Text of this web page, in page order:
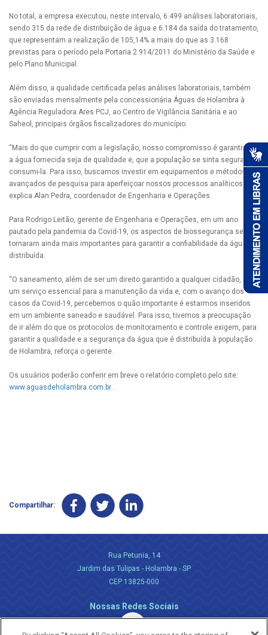
No total, a empresa executou, neste intervalo, 6.499 análises laboratoriais,
sendo 315 da rede de distribuição de água e 6.184 da saída do tratamento,
que representam a realização de 105,14% a mais do que as 3.168
previstas para o período pela Portaria 2.914/2011 do Ministério da Saúde e
pelo Plano Municipal.
Além disso, a qualidade certificada pelas análises laboratoriais, também
são enviadas mensalmente pela concessionária Águas de Holambra à
Agência Reguladora Ares PCJ, ao Centro de Vigilância Sanitária e ao
Saheol, principais órgãos fiscalizadores do município.
“Mais do que cumprir com a legislação, nosso compromisso é garantir que
a água fornecida seja de qualidade e, que a população se sinta segura ao
consumi-la. Para isso, buscamos investir em equipamentos e métodos
avançados de pesquisa para aperfeiçoar nossos processos analíticos,
explica Alan Pedra, coordenador de Engenharia e Operações.
Para Rodrigo Leitão, gerente de Engenharia e Operações, em um ano
pautado pela pandemia da Covid-19, os aspectos de biossegurança se
tornaram ainda mais importantes para garantir a confiabilidade da água
distribuída.
“O saneamento, além de ser um direito garantido a qualquer cidadão, é
um serviço essencial para a manutenção da vida e, com o avanço dos
casos da Covid-19, percebemos o quão importante é estarmos inseridos
em um ambiente saneado e saudável. Para isso, tivemos a preocupação
de ir além do que os protocolos de monitoramento e controle exigem, para
garantir a qualidade e a segurança da água que é distribuída à população
de Holambra, reforça o gerente.
Os usuários poderão conferir em breve o relatório completo pelo site:
www.aguasdeholambra.com.br
Compartilhar:
Rua Petunia, 14
Jardim das Tulipas - Holambra - SP
CEP 13825-000
Nossas Redes Sociais